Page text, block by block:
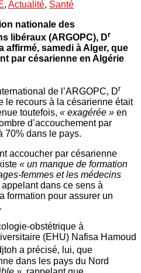
, Actualité, Santé
nationale des
libéraux (ARGOPC), Dr
affirmé, samedi à Alger, que
par césarienne en Algérie
de l’ARGOPC, Dr
le recours à la césarienne était
toutefois, « exagérée » en
d’accouchement par
70% dans le pays.
accoucher par césarienne
« un manque de formation
femmes et les médecins
dans ce sens à
formation pour assurer un
obstétrique à
(EHU) Nafisa Hamoud
a précisé, lui, que
dans les pays du Nord